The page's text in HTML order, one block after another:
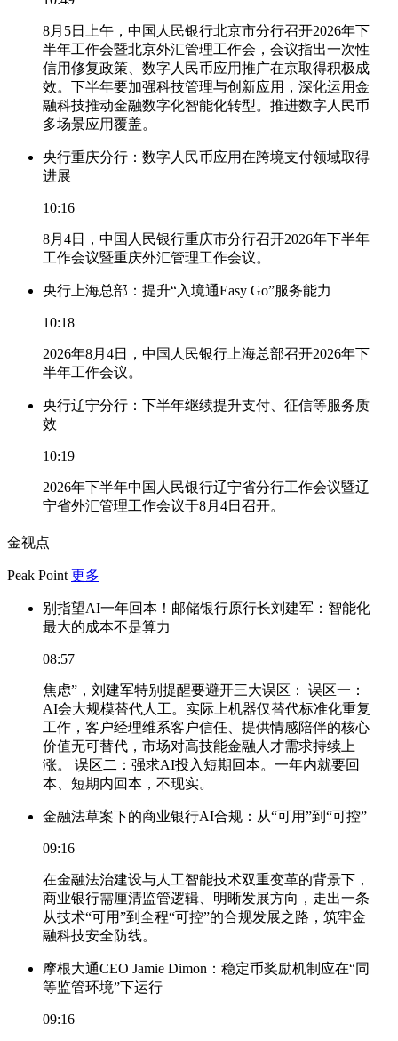
8月5日上午，中国人民银行北京市分行召开2026年下
半年工作会暨北京外汇管理工作会，会议指出一次性
信用修复政策、数字人民币应用推广在京取得积极成
效。下半年要加强科技管理与创新应用，深化运用金
融科技推动金融数字化智能化转型。推进数字人民币
多场景应用覆盖。
央行重庆分行：数字人民币应用在跨境支付领域取得
进展
10:16
8月4日，中国人民银行重庆市分行召开2026年下半年
工作会议暨重庆外汇管理工作会议。
央行上海总部：提升“入境通Easy Go”服务能力
10:18
2026年8月4日，中国人民银行上海总部召开2026年下
半年工作会议。
央行辽宁分行：下半年继续提升支付、征信等服务质
效
10:19
2026年下半年中国人民银行辽宁省分行工作会议暨辽
宁省外汇管理工作会议于8月4日召开。
金视点
Peak Point 更多
别指望AI一年回本！邮储银行原行长刘建军：智能化
最大的成本不是算力
08:57
焦虑”，刘建军特别提醒要避开三大误区： 误区一：
AI会大规模替代人工。实际上机器仅替代标准化重复
工作，客户经理维系客户信任、提供情感陪伴的核心
价值无可替代，市场对高技能金融人才需求持续上
涨。 误区二：强求AI投入短期回本。一年内就要回
本、短期内回本，不现实。
金融法草案下的商业银行AI合规：从“可用”到“可控”
09:16
在金融法治建设与人工智能技术双重变革的背景下，
商业银行需厘清监管逻辑、明晰发展方向，走出一条
从技术“可用”到全程“可控”的合规发展之路，筑牢金
融科技安全防线。
摩根大通CEO Jamie Dimon：稳定币奖励机制应在“同
等监管环境”下运行
09:16